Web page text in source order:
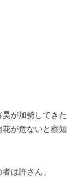
が加勢してきた
が危ないと察知
は許さん」